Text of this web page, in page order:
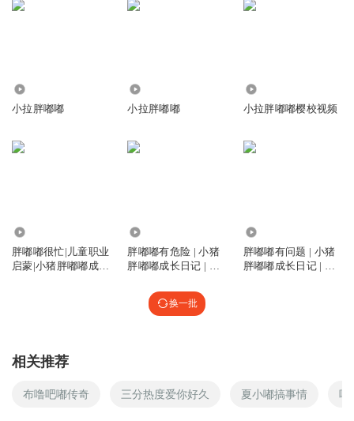
回复 0
小拉胖嘟嘟 小拉胖嘟嘟 小拉胖嘟嘟樱校视频
胖嘟嘟很忙|儿童职业
启蒙|小猪胖嘟嘟成长
胖嘟嘟有危险 | 小猪
胖嘟嘟成长日记 | 趣
胖嘟嘟有问题 | 小猪
胖嘟嘟成长日记 | 知
换一批
相关推荐
布噜吧嘟传奇 三分热度爱你好久 夏小嘟搞事情 咕